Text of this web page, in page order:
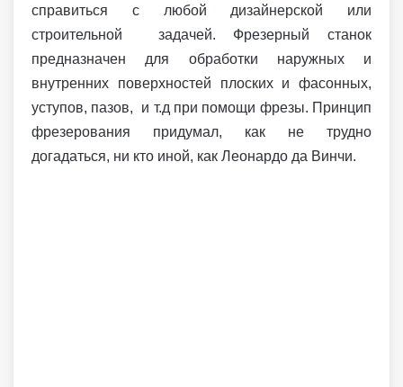
справиться с любой дизайнерской или
строительной задачей. Фрезерный станок
предназначен для обработки наружных и
внутренних поверхностей плоских и фасонных,
уступов, пазов, и т.д при помощи фрезы. Принцип
фрезерования придумал, как не трудно
догадаться, ни кто иной, как Леонардо да Винчи.